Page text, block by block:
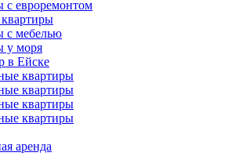
с евроремонтом
с мебелью
у моря
в Ейске
квартиры
квартиры
квартиры
квартиры
аренда